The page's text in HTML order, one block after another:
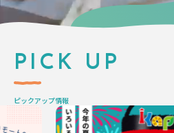
PICK UP
ピックアップ情報